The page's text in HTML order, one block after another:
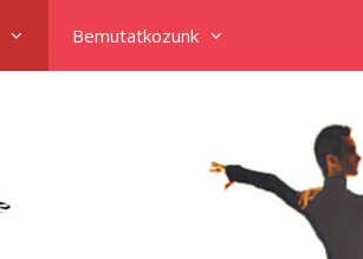
Bemutatkozunk